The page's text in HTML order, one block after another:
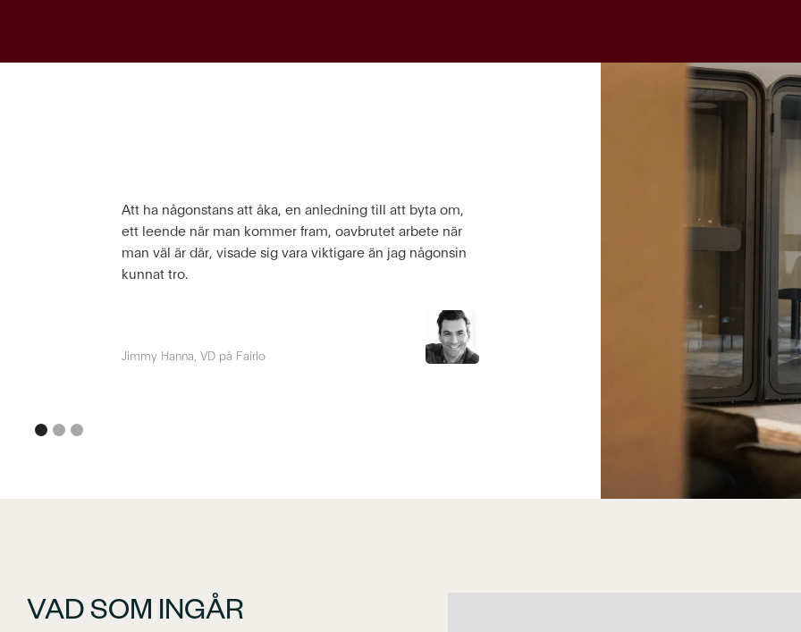
Att ha någonstans att åka, en anledning till att byta om,
ett leende när man kommer fram, oavbrutet arbete när
man väl är där, visade sig vara viktigare än jag någonsin
kunnat tro.
Jimmy Hanna, VD på Fairlo
Places räddade mig
mig själv som
och träffa andra
givande, utan att
Siri Hansén, Konsult på
VAD SOM INGÅR